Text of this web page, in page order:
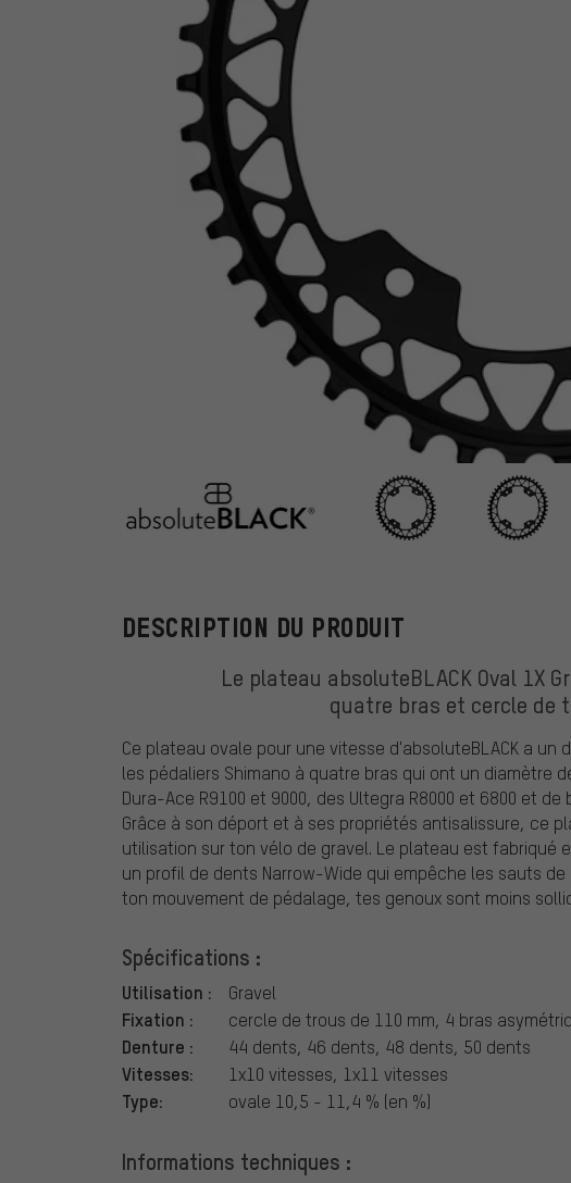
absoluteBLACK
DESCRIPTION DU PRODUIT
Le plateau absoluteBLACK Oval 1X
quatre bras et cercle de
Ce plateau ovale pour une vitesse d'absoluteBLACK a
les pédaliers Shimano à quatre bras qui ont un diamètre
Dura-Ace R9100 et 9000, des Ultegra R8000 et 6800 et
Grâce à son déport et à ses propriétés antisalissure, ce
utilisation sur ton vélo de gravel. Le plateau est fabriqué
un profil de dents Narrow-Wide qui empêche les sauts
ton mouvement de pédalage, tes genoux sont moins
Spécifications :
Utilisation : Gravel
Fixation : cercle de trous de 110 mm, 4 bras
Denture : 44 dents, 46 dents, 48 dents, 50 dents
Vitesses: 1x10 vitesses, 1x11 vitesses
Type: ovale 10,5 - 11,4 % (en %)
Informations techniques :